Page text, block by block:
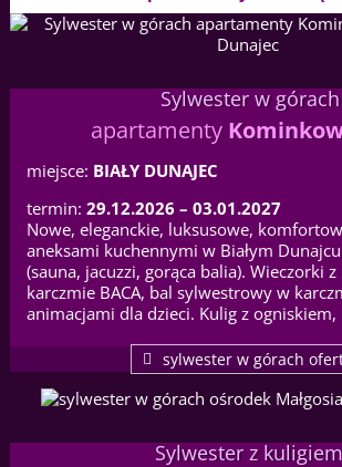
Sylwester w górach
apartamenty
miejsce: BIAŁY DUNAJEC
termin: 29.12.2026 – 03.01.2027
Nowe, eleganckie, luksusowe,
aneksami kuchennymi w Białym
(sauna, jacuzzi, gorąca balia). Wieczorki
karczmie BACA, bal sylwestrowy w
animacjami dla dzieci. Kulig z
sylwester w górach
Sylwester z kuligiem